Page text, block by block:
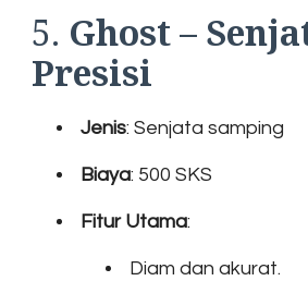
5. Ghost –
Presisi
Jenis: Senjata samping
Biaya: 500 SKS
Fitur Utama:
Diam dan akurat.